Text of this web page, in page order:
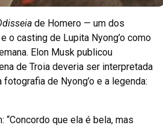
de Homero — um dos
o casting de Lupita Nyong’o como
Elon Musk publicou
de Troia deveria ser interpretada
de Nyong’o e a legenda:
que ela é bela, mas